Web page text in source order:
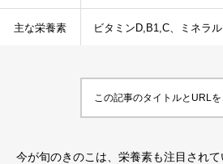
主な栄養素 ビタミンD,B1,C、ミネラル
この記事のタイトルとURL
今が旬のきのこは、栄養素も注目されて